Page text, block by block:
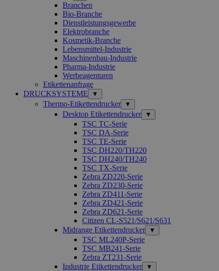
Branchen
Bio-Branche
Dienstleistungsgewerbe
Elektrobranche
Kosmetik-Branche
Lebensmittel-Industrie
Maschinenbau-Industrie
Pharma-Industrie
Werbeagenturen
Etikettenanfrage
DRUCKSYSTEME
▼
Thermo-Etikettendrucker ▼
Desktop Etikettendrucker ▼
TSC TC-Serie
TSC DA-Serie
TSC TE-Serie
TSC DH220/TH220
TSC DH240/TH240
TSC TX-Serie
Zebra ZD220-Serie
Zebra ZD230-Serie
Zebra ZD411-Serie
Zebra ZD421-Serie
Zebra ZD621-Serie
Citizen CL-S521/S621/S631
Midrange Etikettendrucker
▼
TSC ML240P-Serie
TSC MB241-Serie
Zebra ZT231-Serie
Industrie Etikettendrucker
▼